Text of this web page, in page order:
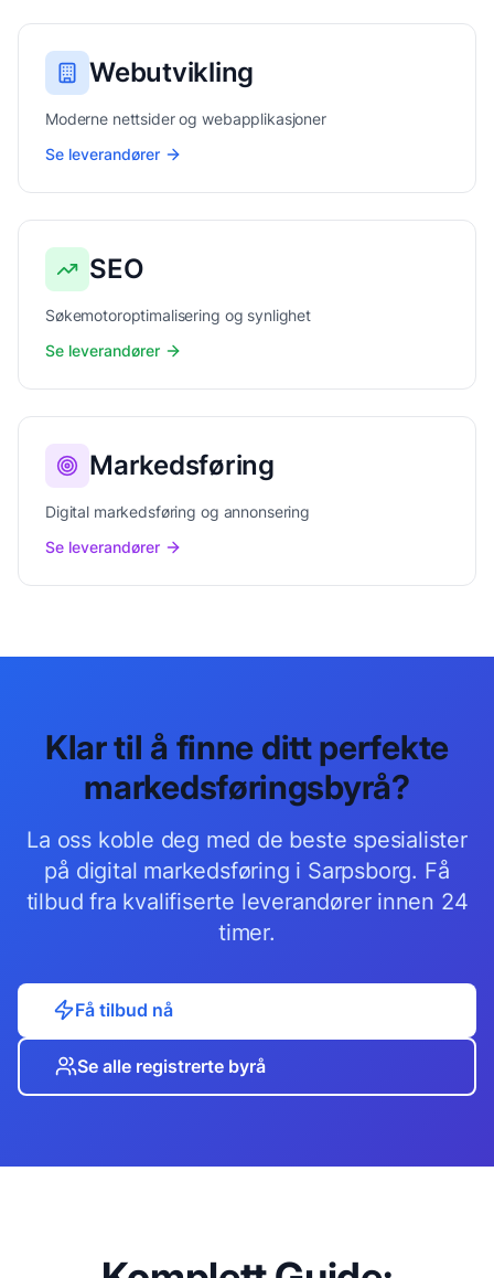
Webutvikling
Moderne nettsider og webapplikasjoner
Se leverandører
SEO
Søkemotoroptimalisering og synlighet
Se leverandører
Markedsføring
Digital markedsføring og annonsering
Se leverandører
Klar til å finne ditt perfekte
markedsføringsbyrå?
La oss koble deg med de beste spesialister
på digital markedsføring i Sarpsborg. Få
tilbud fra kvalifiserte leverandører innen 24
timer.
Få tilbud nå
Se alle registrerte byrå